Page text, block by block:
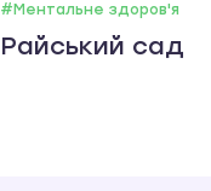
#Ментальне здоров'я
Райський сад